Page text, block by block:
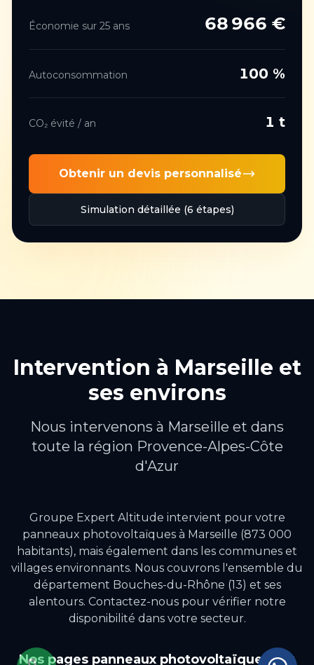
Économie sur 25 ans 68 966 €
Autoconsommation 100 %
CO₂ évité / an 1 t
Obtenir un devis personnalisé
Simulation détaillée (6 étapes)
Intervention à Marseille et
ses environs
Nous intervenons à Marseille et dans
toute la région Provence-Alpes-Côte
d'Azur
Groupe Expert Altitude intervient pour votre
panneaux photovoltaïques à Marseille (873 000
habitants), mais également dans les communes et
villages environnants. Nous couvrons l'ensemble du
département Bouches-du-Rhône (13) et ses
alentours. Contactez-nous pour vérifier notre
disponibilité dans votre secteur.
Nos pages panneaux photovoltaïquespar